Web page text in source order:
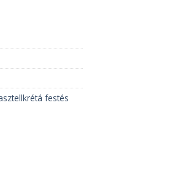
mennyiség
festés